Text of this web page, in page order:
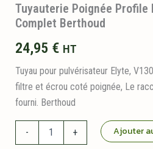
Tuyauterie Poignée Profile
Complet Berthoud
24,95 € HT
Tuyau pour pulvérisateur Elyte,
filtre et écrou coté poignée, Le
fourni. Berthoud
- + Ajouter